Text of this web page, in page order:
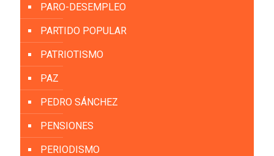
PARO-DESEMPLEO
PARTIDO POPULAR
PATRIOTISMO
PAZ
PEDRO SÁNCHEZ
PENSIONES
PERIODISMO